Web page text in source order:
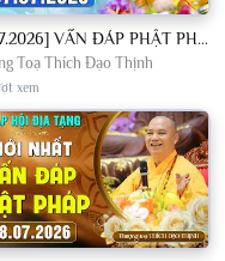
[07.07.2026] VẤN ĐÁP PHẬT PHÁP - Nghe Thầy giảng Pháp mỗi ngày CÔNG ĐỨC VÔ LƯỢNG│TT. Thích Đạo Thịnh
Toạ Thích Đạo Thịnh
xem